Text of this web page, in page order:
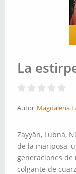
La
Autor Magdalena
Zayyân, Lubná,
de la mariposa,
generaciones
colgante de